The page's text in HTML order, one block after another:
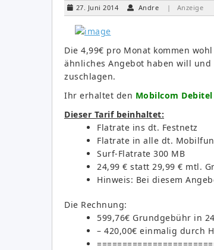
27. Juni 2014 Andre | Anzeige
Die 4,99€ pro Monat kommen
ähnliches Angebot haben will
zuschlagen.
Ihr erhaltet den Mobilcom
Dieser Tarif beinhaltet:
Flatrate ins dt. Festnetz
Flatrate in alle dt.
Surf-Flatrate 300 MB
24,99 € statt 29,99 € mtl.
Hinweis: Bei diesem
Die Rechnung:
599,76€ Grundgebühr in
– 420,00€ einmalig durch